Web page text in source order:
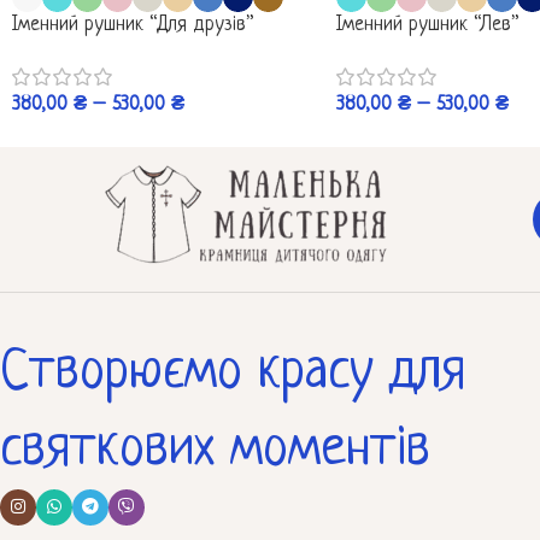
Іменний рушник “Для друзів”
380,00 ₴ – 530,00 ₴
Іменний рушник “Лев”
380,00 ₴ – 530,00 ₴
Створюємо красу для
святкових моментів